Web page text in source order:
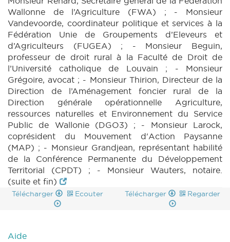
Wallonne de l’Agriculture (FWA) ; - Monsieur
Vandevoorde, coordinateur politique et services à la
Fédération Unie de Groupements d’Eleveurs et
d’Agriculteurs (FUGEA) ; - Monsieur Beguin,
professeur de droit rural à la Faculté de Droit de
l’Université catholique de Louvain ; - Monsieur
Grégoire, avocat ; - Monsieur Thirion, Directeur de la
Direction de l’Aménagement foncier rural de la
Direction générale opérationnelle Agriculture,
ressources naturelles et Environnement du Service
Public de Wallonie (DGO3) ; - Monsieur Larock,
coprésident du Mouvement d'Action Paysanne
(MAP) ; - Monsieur Grandjean, représentant habilité
de la Conférence Permanente du Développement
Territorial (CPDT) ; - Monsieur Wauters, notaire.
(suite et fin)
Télécharger Ecouter Télécharger Regarder
Aide